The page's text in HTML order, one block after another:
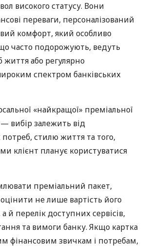
високого статусу. Вони
переваги, персоналізований
комфорт, який особливо
часто подорожують, ведуть
життя або регулярно
спектром банківських
«найкращої» преміальної
вибір залежить від
стилю життя та того,
клієнт планує користуватися
преміальний пакет,
не лише вартість його
й перелік доступних сервісів,
та вимоги банку. Якщо картка
фінансовим звичкам і потребам,